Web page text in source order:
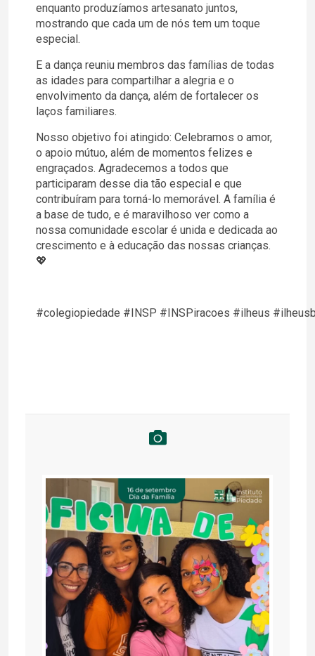
enquanto produzíamos artesanato juntos,
mostrando que cada um de nós tem um toque
especial.
E a dança reuniu membros das famílias de todas
as idades para compartilhar a alegria e o
envolvimento da dança, além de fortalecer os
laços familiares.
Nosso objetivo foi atingido: Celebramos o amor,
o apoio mútuo, além de momentos felizes e
engraçados. Agradecemos a todos que
participaram desse dia tão especial e que
contribuíram para torná-lo memorável. A família é
a base de tudo, e é maravilhoso ver como a
nossa comunidade escolar é unida e dedicada ao
crescimento e à educação das nossas crianças.
💖
#colegiopiedade #INSP #INSPiracoes #ilheus